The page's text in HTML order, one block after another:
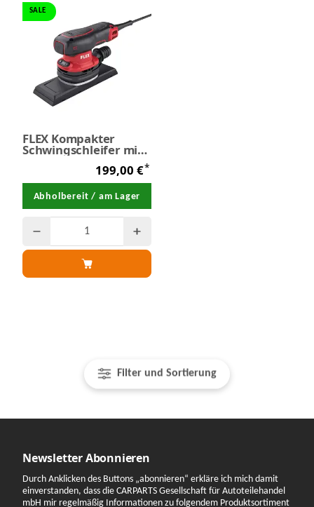
Filter und Sortierung
SALE
FLEX Kompakter
Schwingschleifer mit
Drehzahlregelung OSE
2-70x198-EC - SALE
199,00 €*
Abholbereit / am Lager
Newsletter Abonnieren
Durch Anklicken des Buttons „abonnieren“ erkläre ich mich damit
einverstanden, dass die CARPARTS Gesellschaft für Autoteilehandel
mbH mir regelmäßig Informationen zu folgendem Produktsortiment